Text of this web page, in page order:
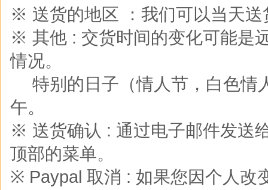
※ 送货的地区 ：我们可以当天
※ 其他 : 交货时间的变化可能是
情况。
※特别的日子（情人节，白色情
午。
※ 送货确认 : 通过电子邮件发送
顶部的菜单。
※ Paypal 取消 : 如果您因个人改